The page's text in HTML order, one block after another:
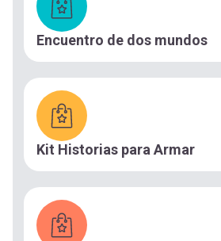
Encuentro de dos mundos
Kit Historias para Armar